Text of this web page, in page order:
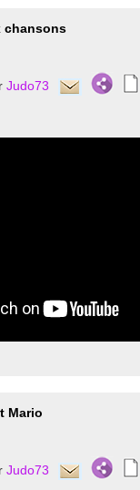
chansons
Judo73
Mario
Judo73